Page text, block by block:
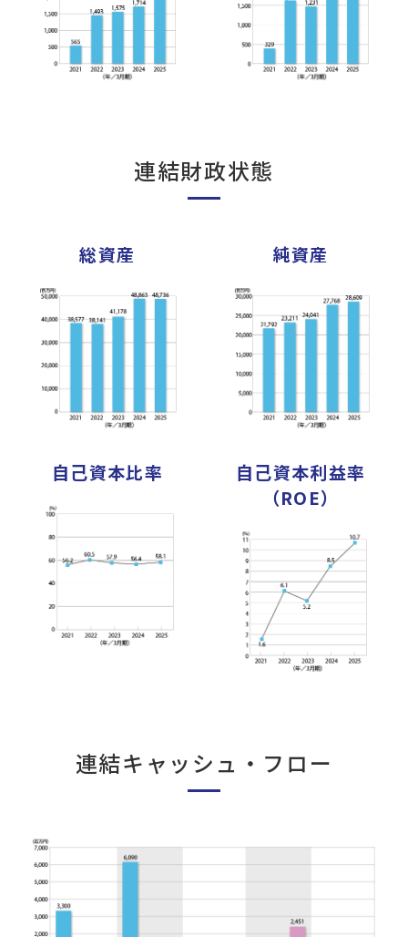
連結財政状態
総資産 純資産
自己資本比率
自己資本利益率
（ROE）
連結キャッシュ・フロー